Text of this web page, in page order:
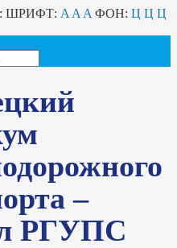
ШРИФТ: A A A ФОН: Ц Ц Ц
–
РГУПС